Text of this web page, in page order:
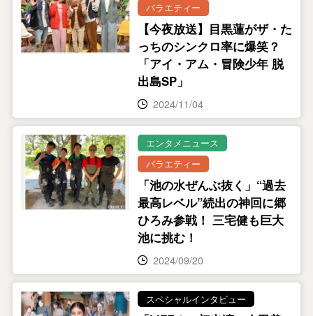
バラエティー
【今夜放送】目黒蓮がザ・た
っちのシンクロ率に爆笑？
「アイ・アム・冒険少年 脱
出島SP」
2024/11/04
エンタメニュース
バラエティー
「池の水ぜんぶ抜く」“過去
最高レベル”続出の神回に郷
ひろみ参戦！ 三宅健も巨大
池に挑む！
2024/09/20
スペシャルインタビュー